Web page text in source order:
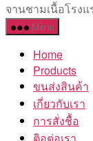
จานชามเนื้อโรง
Menu
Home
Products
ขนส่งสินค้า
เกี่ยวกับเรา
การสั่งชื้อ